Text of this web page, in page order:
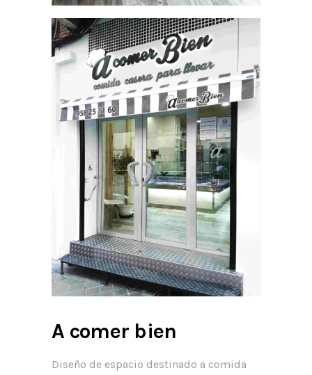
A comer bien
Diseño de espacio destinado a comida